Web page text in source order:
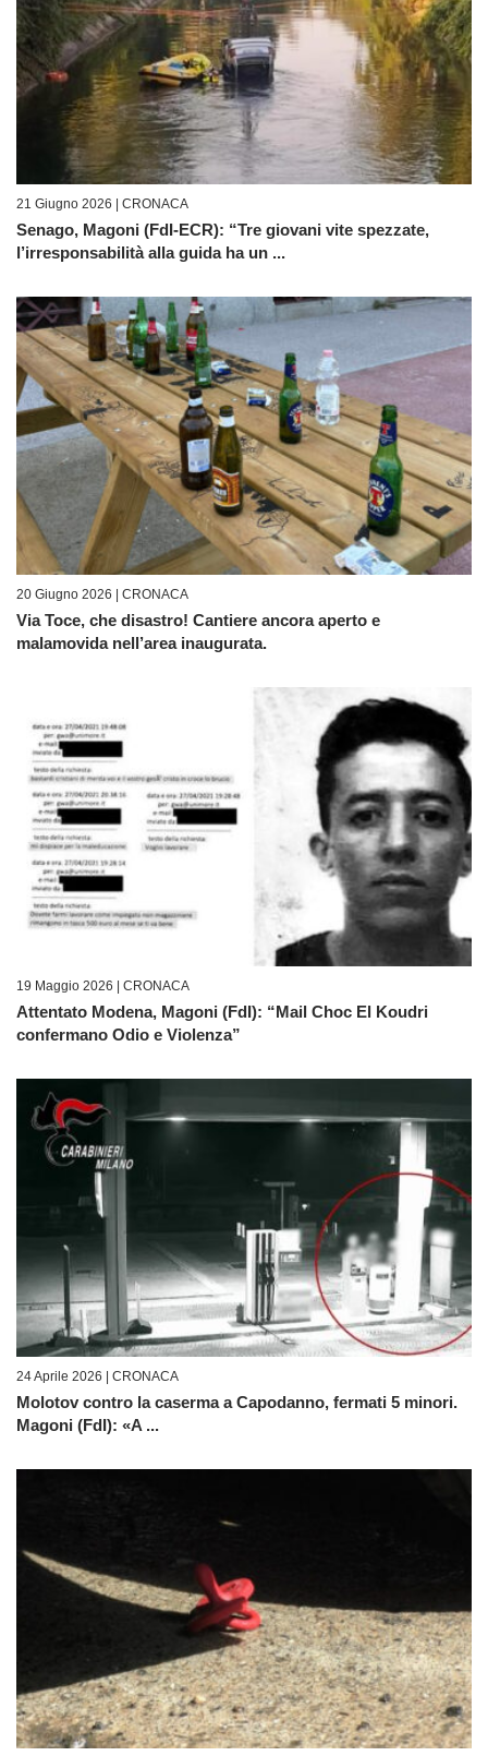
21 Giugno 2026 | CRONACA
Senago, Magoni (FdI-ECR): “Tre giovani vite spezzate,
l’irresponsabilità alla guida ha un ...
20 Giugno 2026 | CRONACA
Via Toce, che disastro! Cantiere ancora aperto e
malamovida nell’area inaugurata.
19 Maggio 2026 | CRONACA
Attentato Modena, Magoni (FdI): “Mail Choc El Koudri
confermano Odio e Violenza”
24 Aprile 2026 | CRONACA
Molotov contro la caserma a Capodanno, fermati 5 minori.
Magoni (FdI): «A ...